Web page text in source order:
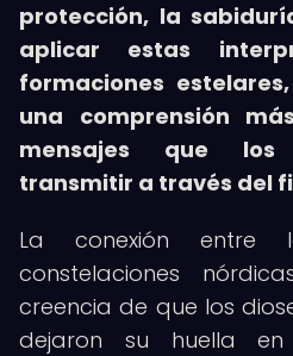
protección, la
aplicar estas
formaciones
una comprensión
mensajes que los
transmitir a través del
La conexión
constelaciones
creencia de que los
dejaron su huella